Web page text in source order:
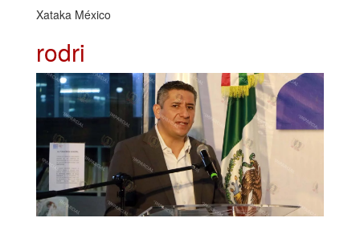
Xataka México
rodri